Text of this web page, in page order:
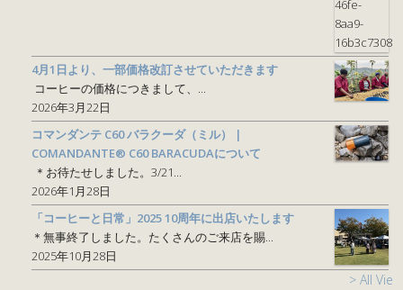
4月1日より、一部価格改訂させていただきます
コーヒーの価格につきまして、...
2026年3月22日
コマンダンテ C60 バラクーダ（ミル） |
COMANDANTE® C60 BARACUDAについて
＊お待たせしました。3/21...
2026年1月28日
「コーヒーと日常」2025 10周年に出店いたします
＊無事終了しました。たくさんのご来店を賜...
2025年10月28日
> All View